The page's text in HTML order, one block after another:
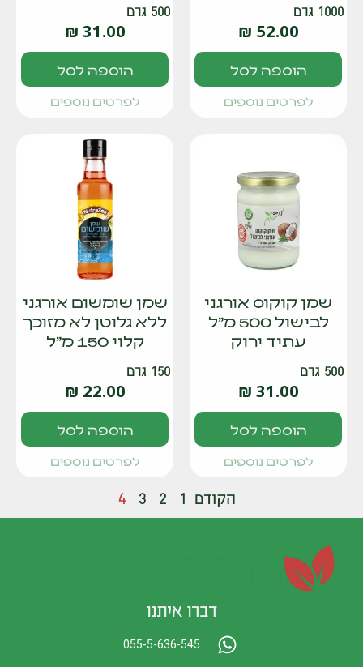
1000 גרם
52.00
₪
הוספה לסל
לפרטים נוספים
500 גרם
31.00
₪
הוספה לסל
לפרטים נוספים
שמן קוקוס אורגני
לבישול 500 מ"ל
עתיד ירוק
500 גרם
31.00
₪
הוספה לסל
לפרטים נוספים
שמן שומשום אורגני
ללא גלוטן לא מזוכך
קלוי 150 מ"ל
150 גרם
22.00
₪
הוספה לסל
לפרטים נוספים
הקודם 1
2
3
4
דברו איתנו
055-5-636-545